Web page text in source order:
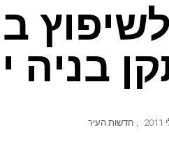
בניה
, חדשות העיר